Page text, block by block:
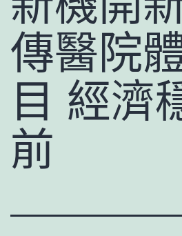
傳醫院
目 經濟
前